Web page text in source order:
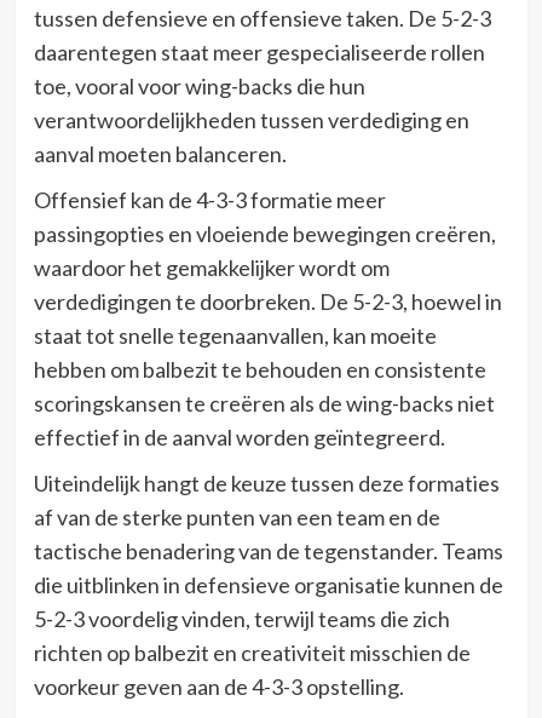
tussen defensieve en offensieve taken. De 5-2-3
daarentegen staat meer gespecialiseerde rollen
toe, vooral voor wing-backs die hun
verantwoordelijkheden tussen verdediging en
aanval moeten balanceren.
Offensief kan de 4-3-3 formatie meer
passingopties en vloeiende bewegingen creëren,
waardoor het gemakkelijker wordt om
verdedigingen te doorbreken. De 5-2-3, hoewel in
staat tot snelle tegenaanvallen, kan moeite
hebben om balbezit te behouden en consistente
scoringskansen te creëren als de wing-backs niet
effectief in de aanval worden geïntegreerd.
Uiteindelijk hangt de keuze tussen deze formaties
af van de sterke punten van een team en de
tactische benadering van de tegenstander. Teams
die uitblinken in defensieve organisatie kunnen de
5-2-3 voordelig vinden, terwijl teams die zich
richten op balbezit en creativiteit misschien de
voorkeur geven aan de 4-3-3 opstelling.